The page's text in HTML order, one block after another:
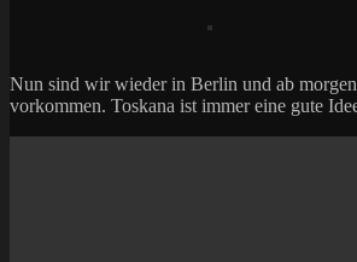
Nun sind wir wieder in Berlin und ab
vorkommen. Toskana ist immer eine gute